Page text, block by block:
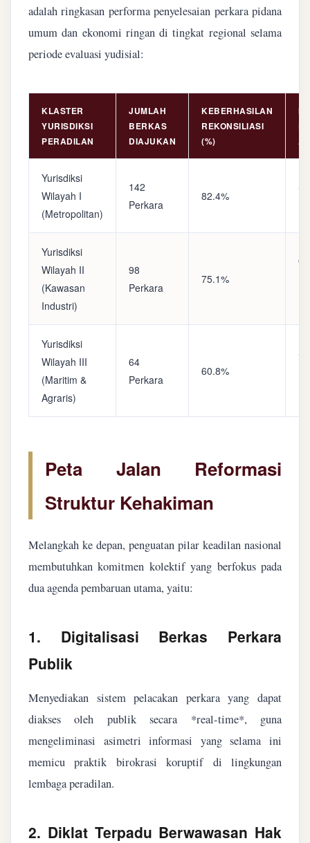
adalah ringkasan performa penyelesaian perkara pidana
umum dan ekonomi ringan di tingkat regional selama
periode evaluasi yudisial:
KLASTER
YURISDIKSI
PERADILAN
JUMLAH
BERKAS
DIAJUKAN
KEBERHASILAN
REKONSILIASI
(%)
Yurisdiksi
Wilayah I
(Metropolitan)
142
Perkara
82.4%
Yurisdiksi
Wilayah II
(Kawasan
Industri)
98
Perkara
75.1%
Yurisdiksi
Wilayah III
(Maritim &
Agraris)
64
Perkara
60.8%
Peta Jalan Reformasi
Struktur Kehakiman
Melangkah ke depan, penguatan pilar keadilan nasional
membutuhkan komitmen kolektif yang berfokus pada
dua agenda pembaruan utama, yaitu:
1. Digitalisasi Berkas Perkara
Publik
Menyediakan sistem pelacakan perkara yang dapat
diakses oleh publik secara *real-time*, guna
mengeliminasi asimetri informasi yang selama ini
memicu praktik birokrasi koruptif di lingkungan
lembaga peradilan.
2. Diklat Terpadu Berwawasan Hak